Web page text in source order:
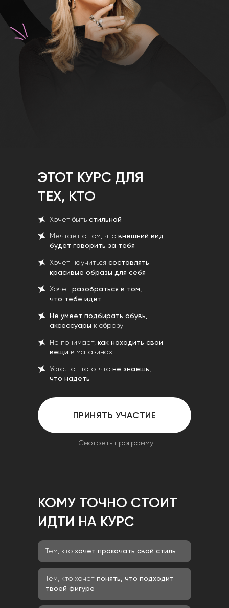
ЭТОТ КУРС ДЛЯ
ТЕХ, КТО
Хочет быть стильной
ПРИНЯТЬ УЧАСТИЕ
Мечтает о том, что внешний вид
будет говорить за тебя
Хочет научиться составлять
красивые образы для себя
Хочет разобраться в том,
что тебе идет
Не умеет подбирать обувь,
аксессуары к образу
Не понимает, как находить свои
вещи в магазинах
Устал от того, что не знаешь,
что надеть
Смотреть программу
КОМУ ТОЧНО СТОИТ
ИДТИ НА КУРС
Тем, кто хочет прокачать свой стиль
Тем, кто хочет понять, что подходит
твоей фигуре